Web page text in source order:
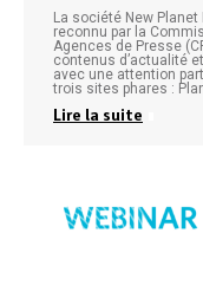
La société New
reconnu par la
Agences de Presse
contenus d’actualité
avec une attention
trois sites phares :
Lire la suite